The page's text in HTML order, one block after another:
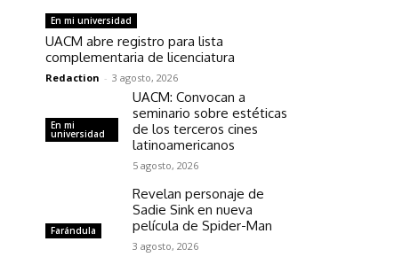
En mi universidad
UACM abre registro para lista
complementaria de licenciatura
Redaction - 3 agosto, 2026
En mi
universidad
UACM: Convocan a
seminario sobre estéticas
de los terceros cines
latinoamericanos
5 agosto, 2026
Farándula
Revelan personaje de
Sadie Sink en nueva
película de Spider-Man
3 agosto, 2026